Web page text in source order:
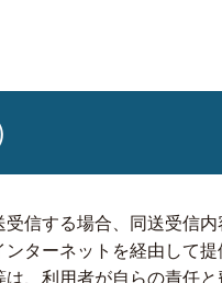
信する場合、同送受信
ターネットを経由して
、利用者が自らの責任